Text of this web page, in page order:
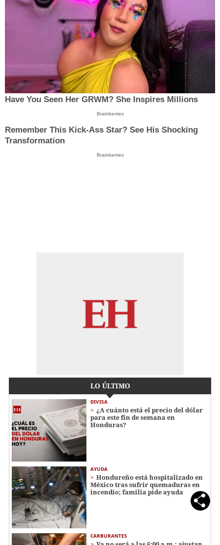
Have You Seen Her GRWM? She Inspires Millions
Brainberries
Remember This Kick-Ass Star? See His Shocking
Transformation
Brainberries
LO ÚLTIMO
DIVISA
¿A cuánto está el precio del dólar
para este fin de semana en
Honduras?
AYUDA
Hondureño está hospitalizado en
México tras sufrir quemaduras en
incendio; familia pide ayuda
CARBURANTES